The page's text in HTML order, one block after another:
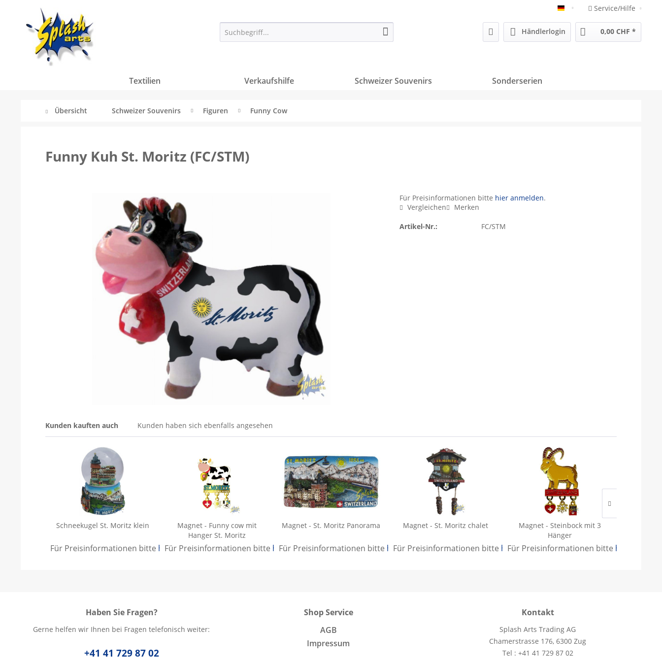
Deutsch Service/Hilfe
Händlerlogin 0,00 CHF *
Textilien Verkaufshilfe Schweizer Souvenirs Sonderserien
Übersicht Schweizer Souvenirs Figuren Funny Cow
Funny Kuh St. Moritz (FC/STM)
Für Preisinformationen bitte hier anmelden.
Vergleichen
Merken
Artikel-Nr.: FC/STM
Kunden kauften auch Kunden haben sich ebenfalls angesehen
Schneekugel St. Moritz klein
Für Preisinformationen bitte hier anmelden.
Magnet - Funny cow mit
Hanger St. Moritz
Für Preisinformationen bitte hier anmelden.
Magnet - St. Moritz Panorama
Für Preisinformationen bitte hier anmelden.
Magnet - St. Moritz chalet
Für Preisinformationen bitte hier anmelden.
Magnet - Steinbock mit 3
Hänger
Für Preisinformationen bitte hier
Haben Sie Fragen?
Gerne helfen wir Ihnen bei Fragen telefonisch weiter:
+41 41 729 87 02
Shop Service
AGB
Impressum
Kontakt
Splash Arts Trading AG
Chamerstrasse 176, 6300 Zug
Tel : +41 41 729 87 02